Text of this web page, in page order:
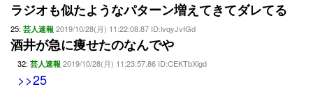
ラジオも似たようなパターン増えてきてダレてる
25: 芸人速報 2019/10/28(月) 11:22:08.87 ID:lvqyJvfGd
酒井が急に痩せたのなんでや
32: 芸人速報 2019/10/28(月) 11:23:57.86 ID:CEKTbXigd
>>25